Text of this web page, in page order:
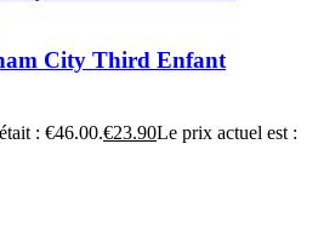
City Third Enfant
: €46.00.€23.90Le prix actuel est :